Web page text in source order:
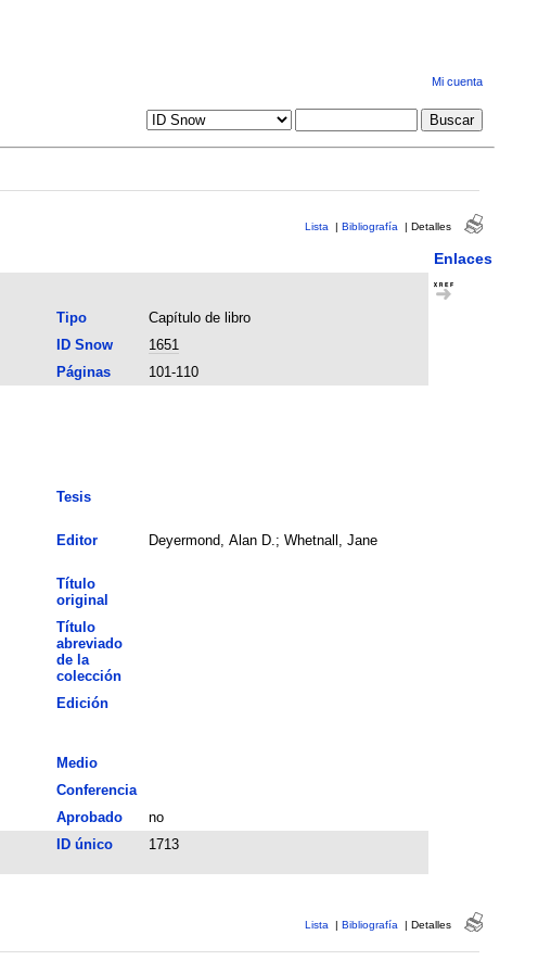
Mi cuenta
Lista | Bibliografía | Detalles
Enlaces
Tipo
Capítulo de libro
ID Snow
1651
Páginas
101-110
Tesis
Editor Deyermond, Alan D.; Whetnall, Jane
Título
original
Título
abreviado
de la
colección
Edición
Medio
Conferencia
Aprobado
no
ID único 1713
Lista | Bibliografía | Detalles